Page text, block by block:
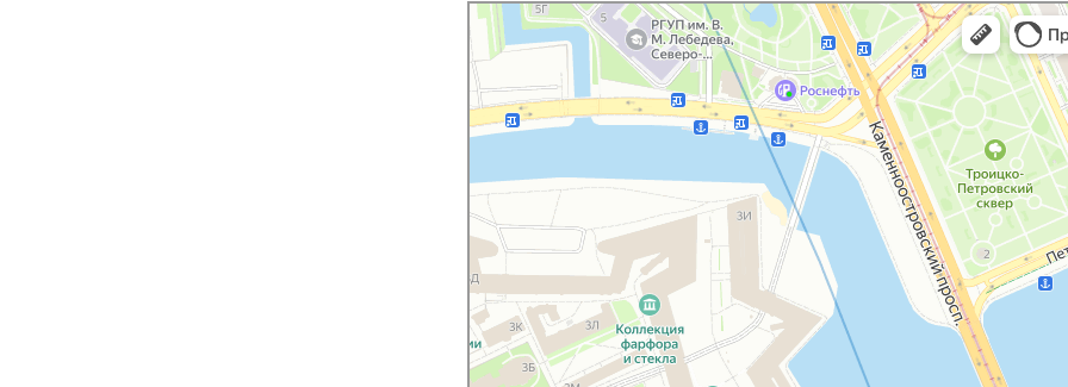
Санкт‑Петербург
территория Петропавловская крепость, 3И: как доехать на автомобиле,